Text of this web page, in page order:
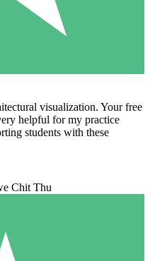
visualization. Your free
helpful for my practice
students with these
Chit Thu